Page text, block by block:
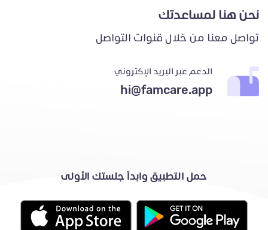
نحن هنا لمساعدتك
تواصل معنا من خلال قنوات التواصل
الدعم عبر البريد الإكتروني
hi@famcare.app
حمل التطبيق وابدأ جلستك الأولى